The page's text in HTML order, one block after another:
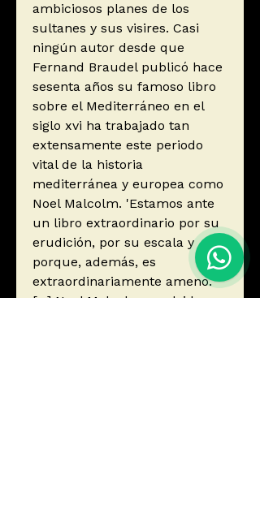
ambiciosos planes de los
sultanes y sus visires. Casi
ningún autor desde que
Fernand Braudel publicó hace
sesenta años su famoso libro
sobre el Mediterráneo en el
siglo xvi ha trabajado tan
extensamente este periodo
vital de la historia
mediterránea y europea como
Noel Malcolm. 'Estamos ante
un libro extraordinario por su
erudición, por su escala y
porque, además, es
extraordinariamente ameno.
[...] Noel Malcolm no olvida